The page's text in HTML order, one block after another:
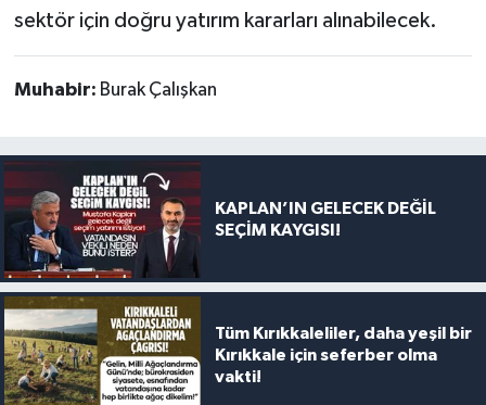
sektör için doğru yatırım kararları alınabilecek.
Muhabir: Burak Çalışkan
KAPLAN’IN GELECEK DEĞİL
SEÇİM KAYGISI!
Tüm Kırıkkaleliler, daha yeşil bir
Kırıkkale için seferber olma
vakti!